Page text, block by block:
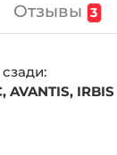
Отзывы 3
IRBIS